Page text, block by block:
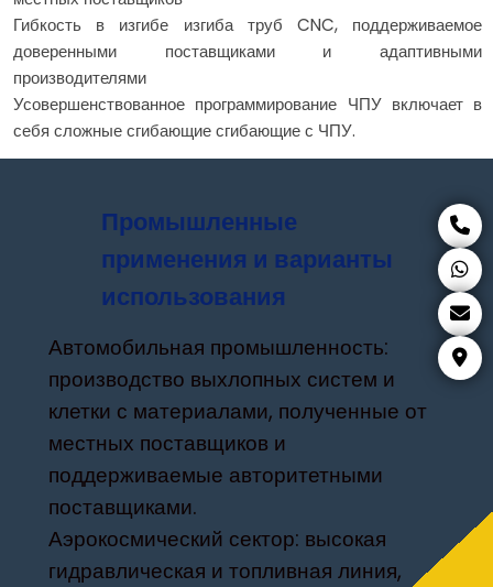
Гибкость в изгибе изгиба труб CNC, поддерживаемое
доверенными поставщиками и адаптивными
производителями
Усовершенствованное программирование ЧПУ включает в
себя сложные сгибающие сгибающие с ЧПУ.
Промышленные
применения и варианты
использования
Автомобильная промышленность:
производство выхлопных систем и
клетки с материалами, полученные от
местных поставщиков и
поддерживаемые авторитетными
поставщиками.
Аэрокосмический сектор: высокая
гидравлическая и топливная линия,